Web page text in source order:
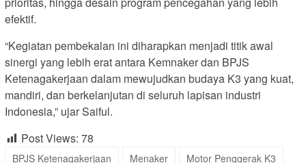
efektif.
“Kegiatan pembekalan ini diharapkan menjadi titik awal
sinergi yang lebih erat antara Kemnaker dan BPJS
Ketenagakerjaan dalam mewujudkan budaya K3 yang kuat,
mandiri, dan berkelanjutan di seluruh lapisan industri
Indonesia,” ujar Saiful.
Post Views: 78
BPJS Ketenagakerjaan Menaker Motor Penggerak K3